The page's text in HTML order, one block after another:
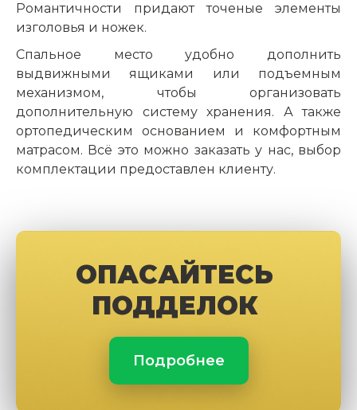
Романтичности придают точеные элементы
изголовья и ножек.
Спальное место удобно дополнить
выдвижными ящиками или подъемным
механизмом, чтобы организовать
дополнительную систему хранения. А также
ортопедическим основанием и комфортным
матрасом. Всё это можно заказать у нас, выбор
комплектации предоставлен клиенту.
ОПАСАЙТЕСЬ
ПОДДЕЛОК
Подробнее